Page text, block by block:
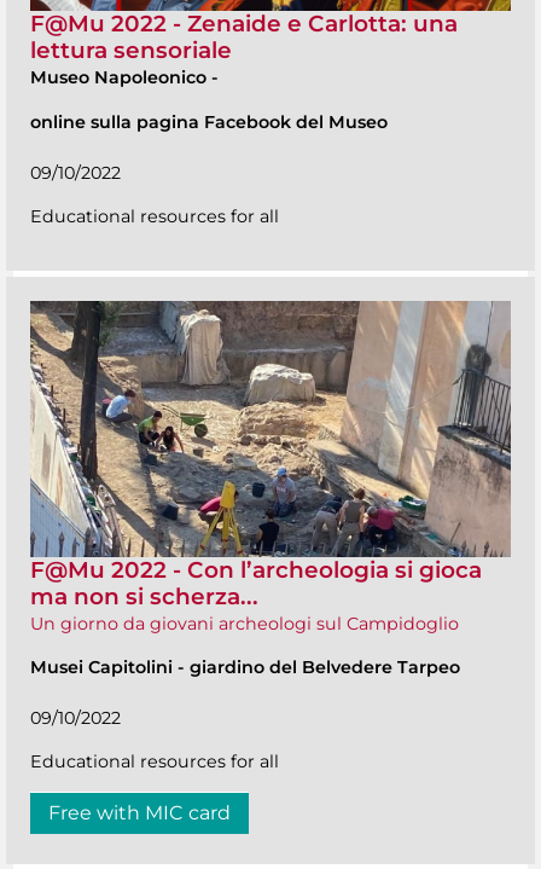
F@Mu 2022 - Zenaide e Carlotta: una
lettura sensoriale
Museo Napoleonico -
online sulla pagina Facebook del Museo
09/10/2022
Educational resources for all
F@Mu 2022 - Con l’archeologia si gioca
ma non si scherza...
Un giorno da giovani archeologi sul Campidoglio
Musei Capitolini - giardino del Belvedere Tarpeo
09/10/2022
Educational resources for all
Free with MIC card